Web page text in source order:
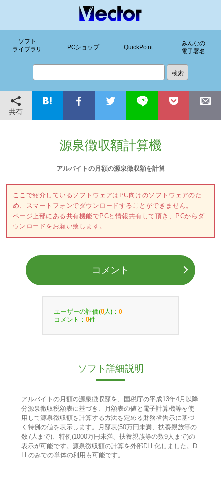
ソフト
ライブラリ
PCショップ QuickPoint
みんなの
電子署名
共有
源泉徴収額計算機
アルバイトの月額の源泉徴収額を計算
ここで紹介しているソフトウェアはPC向けのソフトウェアのた
め、スマートフォンでダウンロードすることができません。
ページ上部にある共有機能でPCと情報共有して頂き、PCからダ
ウンロードをお願い致します。
コメント
ユーザーの評価(0 人)： 0
コメント： 0件
ソフト詳細説明
アルバイトの月額の源泉徴収額を、国税庁の平成13年4月以降
分源泉徴収税額表に基づき、月額表の値と電子計算機等を使
用して源泉徴収額を計算する方法を定める財務省告示に基づ
く特例の値を表示します。月額表(50万円未満、扶養親族等の
数7人まで)、特例(1000万円未満、扶養親族等の数9人まで)の
表示が可能です。源泉徴収額の計算を外部DLL化しました。D
LLのみでの単体の利用も可能です。